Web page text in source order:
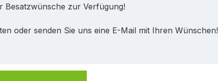
Besatzwünsche zur Verfügung!
oder senden Sie uns eine E-Mail mit Ihren Wünschen!